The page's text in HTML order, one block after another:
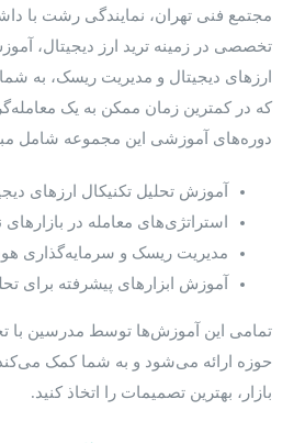
مجتمع فنی تهران، نمایندگی رشت با
تخصصی در زمینه ترید ارز دیجیتال،
ارزهای دیجیتال و مدیریت ریسک، به
که در کمترین زمان ممکن به یک
دوره‌های آموزشی این مجموعه شامل
آموزش تحلیل تکنیکال ارزهای
استراتژی‌های معامله در بازارهای
مدیریت ریسک و سرمایه‌گذاری
آموزش ابزارهای پیشرفته برای
تمامی این آموزش‌ها توسط مدرسین با
حوزه ارائه می‌شود و به شما کمک
بازار، بهترین تصمیمات را اتخاذ کنید.